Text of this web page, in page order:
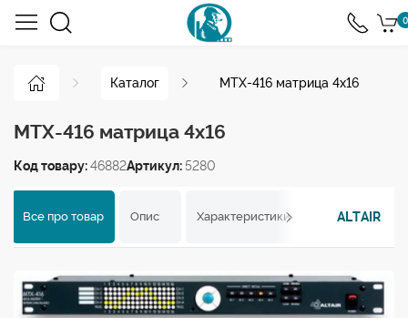
0
Каталог MTX-416 матрица 4х16
MTX-416 матрица 4х16
Код товару:46882Артикул: 5280
Все про товар Опис Характеристики Відгуки
ALTAIR